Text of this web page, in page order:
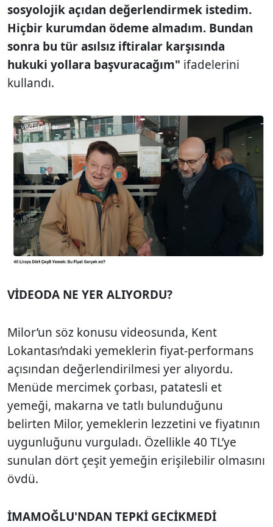
sosyolojik açıdan değerlendirmek istedim.
Hiçbir kurumdan ödeme almadım. Bundan
sonra bu tür asılsız iftiralar karşısında
hukuki yollara başvuracağım" ifadelerini
kullandı.
VİDEODA NE YER ALIYORDU?
Milor’un söz konusu videosunda, Kent
Lokantası’ndaki yemeklerin fiyat-performans
açısından değerlendirilmesi yer alıyordu.
Menüde mercimek çorbası, patatesli et
yemeği, makarna ve tatlı bulunduğunu
belirten Milor, yemeklerin lezzetini ve fiyatının
uygunluğunu vurguladı. Özellikle 40 TL’ye
sunulan dört çeşit yemeğin erişilebilir olmasını
övdü.
İMAMOĞLU'NDAN TEPKİ GECİKMEDİ